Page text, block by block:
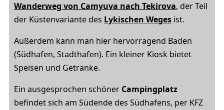
Wanderweg von Camyuva nach Tekirova, der Teil
der Küstenvariante des Lykischen Weges ist.
Außerdem kann man hier hervorragend Baden
(Südhafen, Stadthafen). Ein kleiner Kiosk bietet
Speisen und Getränke.
Ein ausgesprochen schöner Campingplatz
befindet sich am Südende des Südhafens, per KFZ